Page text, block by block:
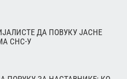
ДА ПОВУКУ ЈАСНЕ
СНС-У